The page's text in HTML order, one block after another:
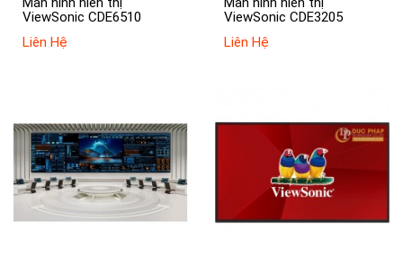
ViewSonic CDE6510
Liên Hệ
ViewSonic CDE3205
Liên Hệ